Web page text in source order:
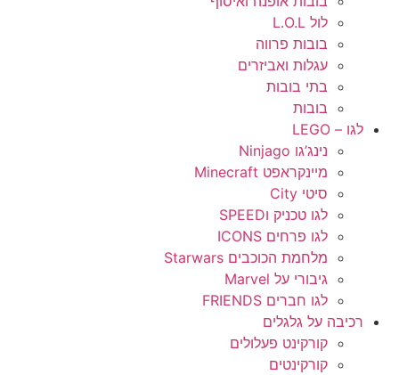
לול L.O.L
בובות פרווה
עגלות ואביזרים
בתי בובות
בובות
לגו – LEGO
נינג’גו Ninjago
מיינקראפט Minecraft
סיטי City
לגו טכניק וSPEED
לגו פרחים ICONS
מלחמת הכוכבים Starwars
גיבורי על Marvel
לגו חברים FRIENDS
רכיבה על גלגלים
קורקינט פעלולים
קורקינטים